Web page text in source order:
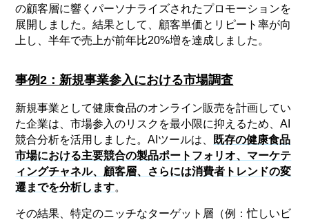
の顧客層に響くパーソナライズされたプロモーションを
展開しました。結果として、顧客単価とリピート率が向
上し、半年で売上が前年比20%増を達成しました。
事例2：新規事業参入における市場調査
新規事業として健康食品のオンライン販売を計画してい
た企業は、市場参入のリスクを最小限に抑えるため、AI
競合分析を活用しました。AIツールは、 既存の健康食品
市場における主要競合の製品ポートフォリオ、マーケテ
ィングチャネル、顧客層、さらには消費者トレンドの変
遷までを分析します。
その結果、特定のニッチなターゲット層（例：忙しいビ